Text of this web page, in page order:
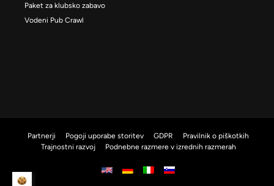
Paket za klubsko zabavo
Vodeni Pub Crawl
Partnerji Pogoji uporabe storitev GDPR
Pravilnik o piškotkih
Trajnostni razvoj
Podnebne razmere v izrednih razmerah